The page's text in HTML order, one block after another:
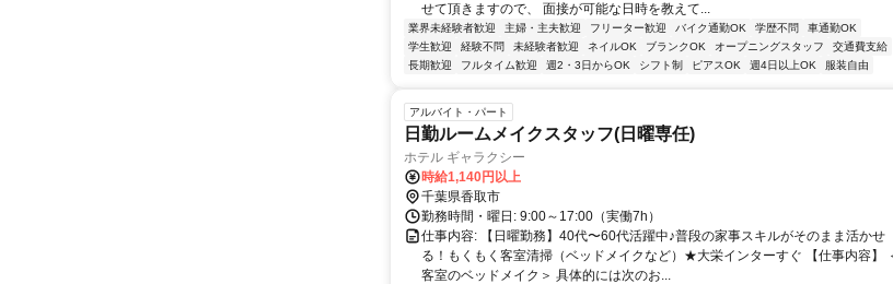
せて頂きますので、 面接が可能な日時を教えて...
業界未経験者歓迎 主婦・主夫歓迎 フリーター歓迎 バイク通勤OK 学歴不問
車通勤OK
学生歓迎
経験不問 未経験者歓迎 ネイルOK ブランクOK オープニングスタッフ
交通費支給
長期歓迎
フルタイム歓迎 週2・3日からOK シフト制 ピアスOK 週4日以上OK 服装自由
アルバイト・パート
日勤ルームメイクスタッフ(日曜専任)
ホテル ギャラクシー
時給1,140円以上
千葉県香取市
勤務時間・曜日: 9:00～17:00（実働7h）
仕事内容: 【日曜勤務】40代〜60代活躍中♪普段の家事スキルがそのまま活かせ
る！もくもく客室清掃（ベッドメイクなど）★大栄インターすぐ 【仕事内容】
客室のベッドメイク＞ 具体的には次のお...